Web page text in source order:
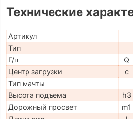
Технические
Артикул
Тип
Г/п
Q
Центр загрузки
c
Тип мачты
Высота подъема
h3
Дорожный просвет
m1